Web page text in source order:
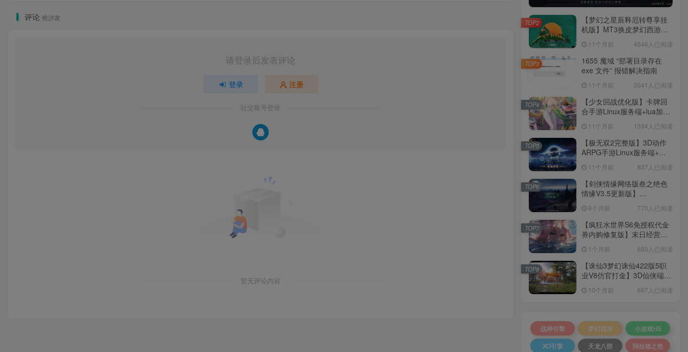
评论 抢沙发
请登录后发表评论
登录 注册
社交账号登录
暂无评论内容
【梦幻之星辰释厄转尊享挂
机版】MT3换皮梦幻西游
+源码+架设教程
11个月前 4546人已阅读
TOP2
1655 魔域 “部署目录存在
exe 文件” 报错解决指南
11个月前 3541人已阅读
TOP3
【少女回战优化版】卡牌回
合手游Linux服务端+lua加解
权后台+安卓+架设教程
11个月前 1394人已阅读
TOP4
【极无双2完整版】3D动作
ARPG手游Linux服务端+全
+加解密工具+GM授权后台
+安卓+架设教程
11个月前 837人已阅读
TOP5
【剑侠情缘网络版叁之绝色
情缘V3.5更新版】
端+GM指令+PC客户端+架设
教程
9个月前 770人已阅读
TOP6
【疯狂水世界S6免授权代金
券内购修复版】末日经营生
工具+管理后台+CDK授权后
台+安卓+架设教程
1个月前 685人已阅读
TOP7
【诛仙3梦幻诛仙422版5职
业V8仿官打金】3D仙侠端游
工具+PC客户端+架设教程
10个月前 667人已阅读
TOP8
战神引擎 梦幻西游
小游戏H5
XO引擎
天龙八部
阿拉德之怒